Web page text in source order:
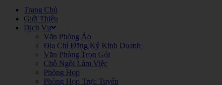
Trang Chủ
Giới Thiệu
Dịch Vụ
Văn Phòng Ảo
Địa Chỉ Đăng Ký Kinh Doanh
Văn Phòng Trọn Gói
Chỗ Ngồi Làm Việc
Phòng Họp
Phòng Họp Trực Tuyến